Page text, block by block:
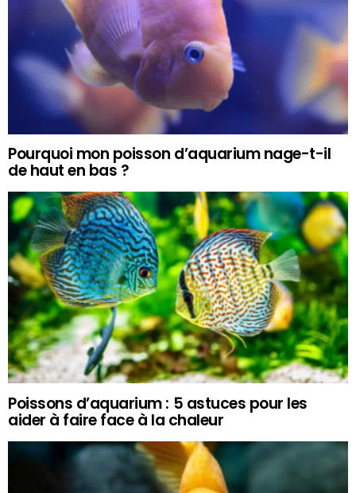
Pourquoi mon poisson d’aquarium nage-t-il
de haut en bas ?
Poissons d’aquarium : 5 astuces pour les
aider à faire face à la chaleur